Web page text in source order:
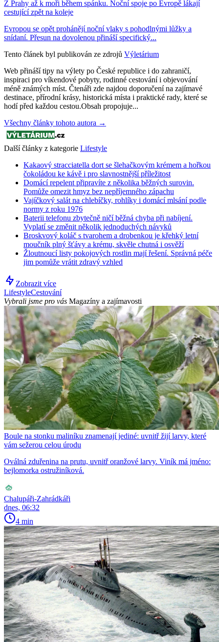
Z Prahy až k moři během spánku. Noční spoje po Evropě lákají
cestující zpět na koleje
Evropou se opět prohánějí noční vlaky s pohodlnými lůžky a
snídaní. Přesun na dovolenou přináší specifický...
Tento článek byl publikován ze zdrojů Výletárium
Web přináší tipy na výlety po České republice i do zahraničí,
inspiraci pro víkendové pobyty, rodinné cestování i objevování
méně známých míst. Čtenáři zde najdou doporučení na zajímavé
destinace, přírodní krásy, historická místa i praktické rady, které se
hodí před každou cestou.Obsah propojuje...
Všechny články tohoto autora →
Další články z kategorie Lifestyle
Kakaový stracciatella dort se šlehačkovým krémem a hořkou
čokoládou ke kávě i pro slavnostnější příležitost
Domácí repelent připravíte z několika běžných surovin.
Pomůže omezit hmyz bez nepříjemného zápachu
Vajíčkový salát na chlebíčky, rohlíky i domácí mlsání podle
normy z roku 1976
Baterii telefonu zbytečně ničí běžná chyba při nabíjení.
Vyplatí se změnit několik jednoduchých návyků
Broskvový koláč s tvarohem a drobenkou je křehký letní
moučník plný šťávy a krému, skvěle chutná i osvěží
Žloutnoucí listy pokojových rostlin mají řešení. Správná péče
jim pomůže vrátit zdravý vzhled
Zobrazit více
LifestyleCestování
Vybrali jsme pro vás Magazíny a zajímavosti
Boule na stonku maliníku znamenají jediné: uvnitř žijí larvy, které
vám sežerou celou úrodu
Oválná zduřenina na prutu, uvnitř oranžové larvy. Viník má jméno:
bejlomorka ostružiníková.
Chalupáři-Zahrádkáři
dnes, 06:32
4 min